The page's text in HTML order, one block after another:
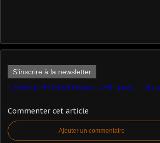
S'inscrire à la newsletter
Sherman M4 (ASAM Models - 1/48 - par Elodie)
Commenter cet article
Ajouter un commentaire